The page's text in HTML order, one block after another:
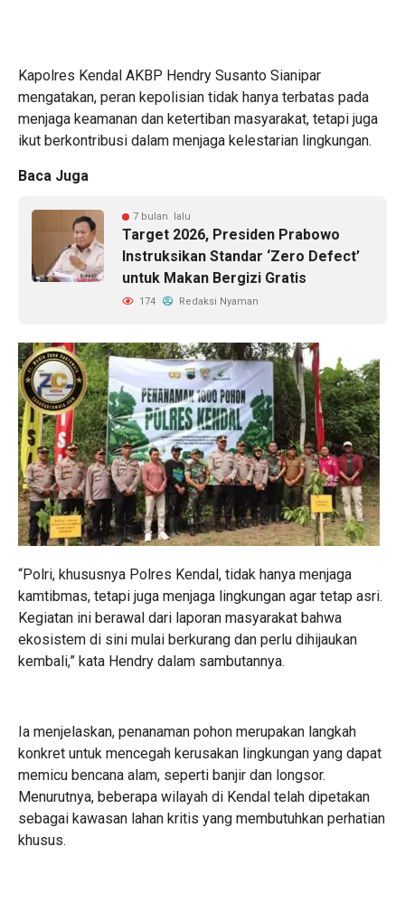
Kapolres Kendal AKBP Hendry Susanto Sianipar
mengatakan, peran kepolisian tidak hanya terbatas pada
menjaga keamanan dan ketertiban masyarakat, tetapi juga
ikut berkontribusi dalam menjaga kelestarian lingkungan.
Baca Juga
7 bulan lalu
Target 2026, Presiden Prabowo
Instruksikan Standar ‘Zero Defect’
untuk Makan Bergizi Gratis
174 Redaksi Nyaman
“Polri, khususnya Polres Kendal, tidak hanya menjaga
kamtibmas, tetapi juga menjaga lingkungan agar tetap asri.
Kegiatan ini berawal dari laporan masyarakat bahwa
ekosistem di sini mulai berkurang dan perlu dihijaukan
kembali,” kata Hendry dalam sambutannya.
Ia menjelaskan, penanaman pohon merupakan langkah
konkret untuk mencegah kerusakan lingkungan yang dapat
memicu bencana alam, seperti banjir dan longsor.
Menurutnya, beberapa wilayah di Kendal telah dipetakan
sebagai kawasan lahan kritis yang membutuhkan perhatian
khusus.